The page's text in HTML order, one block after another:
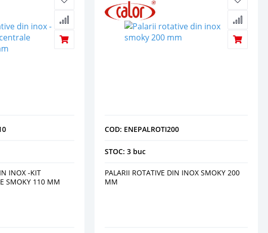
INOX -KIT
SMOKY 110 MM
COD: ENEPALROTI200
STOC: 3 buc
PALARII ROTATIVE DIN INOX SMOKY 200
MM